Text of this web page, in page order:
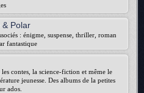
& Polar
: énigme, suspense, thriller, roman
fantastique
contes, la science-fiction et même le
jeunesse. Des albums de la petites
ados.